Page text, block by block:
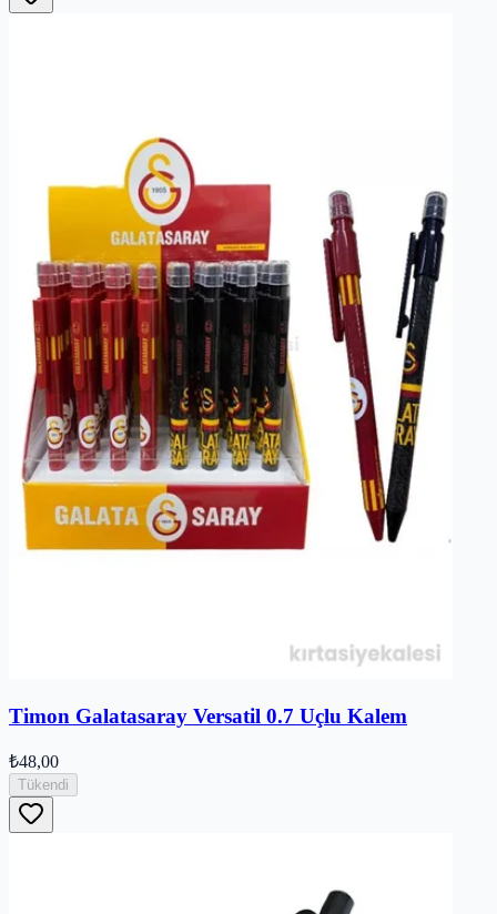
Timon Galatasaray Versatil 0.7 Uçlu Kalem
₺48,00
Tükendi